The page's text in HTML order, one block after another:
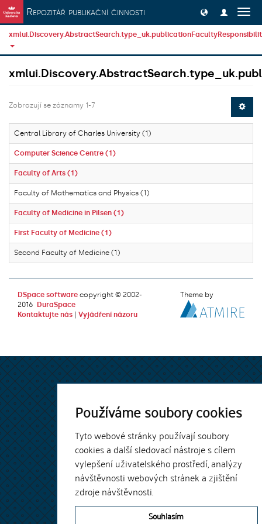
Používáme soubory cookies
Tyto webové stránky používají soubory
cookies a další sledovací nástroje s cílem
vylepšení uživatelského prostředí, analýzy
návštěvnosti webových stránek a zjištění
zdroje návštěvnosti.
Souhlasím
Přeskočit na obsah
Repozitář publikační činnosti
Zobrazují se záznamy 1-7
Central Library of Charles University (1)
Computer Science Centre (1)
Faculty of Arts (1)
Faculty of Mathematics and Physics (1)
Faculty of Medicine in Pilsen (1)
First Faculty of Medicine (1)
Second Faculty of Medicine (1)
DSpace software copyright © 2002-
2016
DuraSpace
Kontaktujte nás
Vyjádření názoru
Theme by